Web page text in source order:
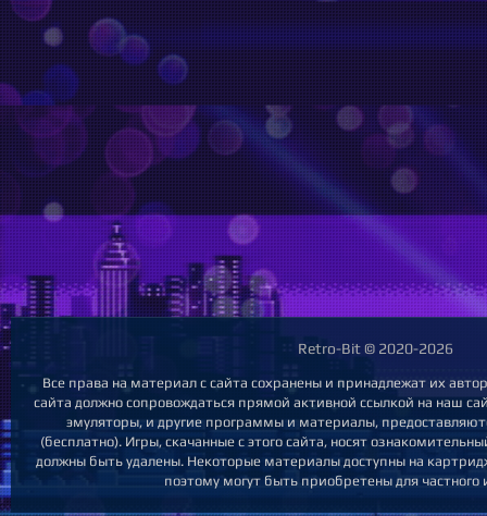
Retro-Bit © 2020-2026
Все права на материал с сайта сохранены и принадлежат их
сайта должно сопровождаться прямой активной ссылкой на наш
эмуляторы, и другие программы и материалы,
(бесплатно). Игры, скачанные с этого сайта, носят
должны быть удалены. Некоторые материалы доступны на
поэтому могут быть приобретены для частного